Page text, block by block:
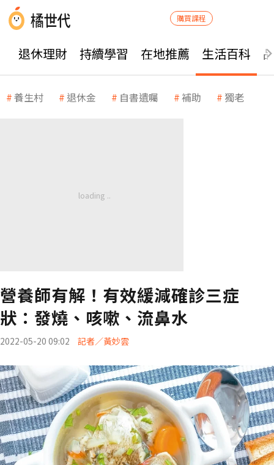
購買課程
退休理財 持續學習 在地推薦 生活百科
養生村 退休金 自書遺囑 補助 獨老
營養師有解！有效緩減確診三症
狀：發燒、咳嗽、流鼻水
2022-05-20 09:02 記者／黃妙雲